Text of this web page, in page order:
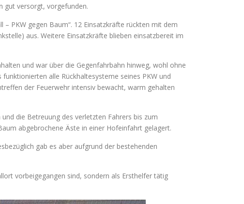
gut versorgt, vorgefunden.
PKW gegen Baum“. 12 Einsatzkräfte rückten mit dem
aus. Weitere Einsatzkräfte blieben einsatzbereit im
und war über die Gegenfahrbahn hinweg, wohl ohne
alle Rückhaltesysteme seines PKW und
der Feuerwehr intensiv bewacht, warm gehalten
die Betreuung des verletzten Fahrers bis zum
abgebrochene Äste in einer Hofeinfahrt gelagert.
gab es aber aufgrund der bestehenden
vorbeigegangen sind, sondern als Ersthelfer tätig